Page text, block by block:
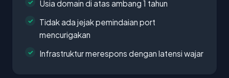
Usia domain di atas ambang 1 tahun
Tidak ada jejak pemindaian port
mencurigakan
Infrastruktur merespons dengan latensi wajar